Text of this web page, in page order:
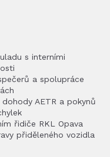
s interními
a spolupráce
AETR a pokynů
řidiče RKL Opava
přiděleného vozidla